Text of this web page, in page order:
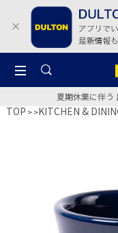
夏期休業に伴う
TOP >KITCHEN &